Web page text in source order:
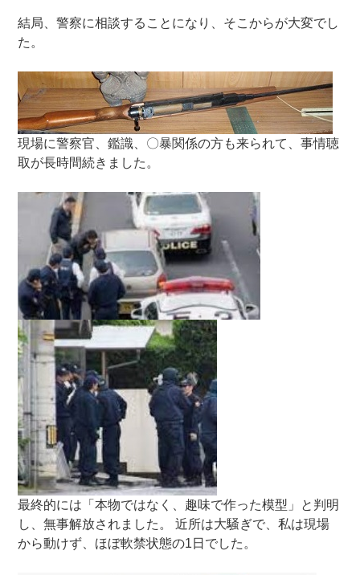
結局、警察に相談することになり、そこからが大変でし
た。
現場に警察官、鑑識、〇暴関係の方も来られて、事情聴
取が長時間続きました。
最終的には「本物ではなく、趣味で作った模型」と判明
し、無事解放されました。 近所は大騒ぎで、私は現場
から動けず、ほぼ軟禁状態の1日でした。